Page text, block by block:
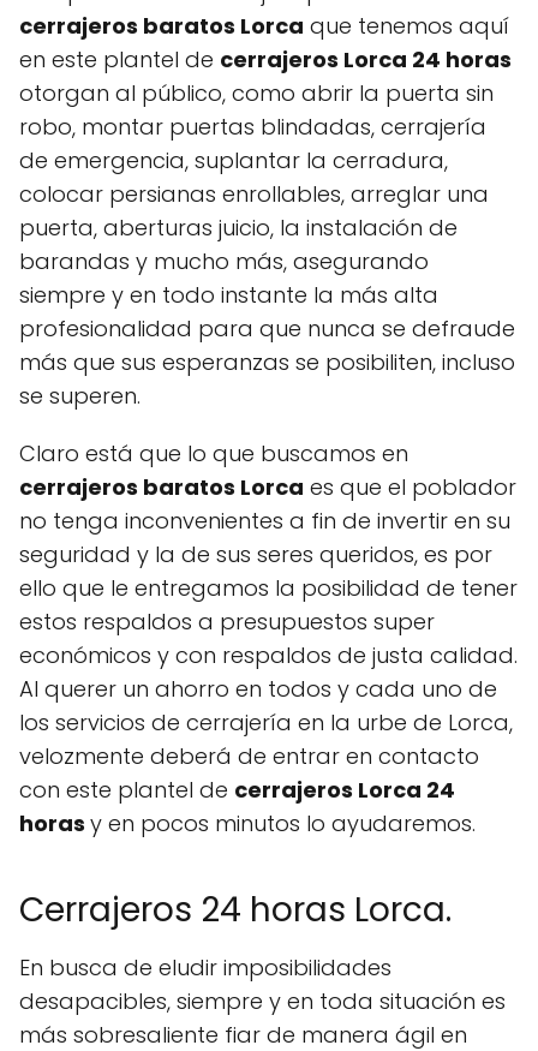
cerrajeros baratos Lorca que tenemos aquí
en este plantel de cerrajeros Lorca 24 horas
otorgan al público, como abrir la puerta sin
robo, montar puertas blindadas, cerrajería
de emergencia, suplantar la cerradura,
colocar persianas enrollables, arreglar una
puerta, aberturas juicio, la instalación de
barandas y mucho más, asegurando
siempre y en todo instante la más alta
profesionalidad para que nunca se defraude
más que sus esperanzas se posibiliten, incluso
se superen.
Claro está que lo que buscamos en
cerrajeros baratos Lorca es que el poblador
no tenga inconvenientes a fin de invertir en su
seguridad y la de sus seres queridos, es por
ello que le entregamos la posibilidad de tener
estos respaldos a presupuestos super
económicos y con respaldos de justa calidad.
Al querer un ahorro en todos y cada uno de
los servicios de cerrajería en la urbe de Lorca,
velozmente deberá de entrar en contacto
con este plantel de cerrajeros Lorca 24
horas y en pocos minutos lo ayudaremos.
Cerrajeros 24 horas Lorca.
En busca de eludir imposibilidades
desapacibles, siempre y en toda situación es
más sobresaliente fiar de manera ágil en